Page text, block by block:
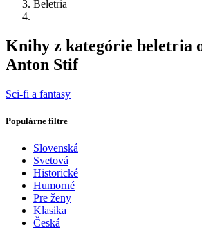
Beletria
Knihy z kategórie beletria
Anton Stif
Sci-fi a fantasy
Populárne filtre
Slovenská
Svetová
Historické
Humorné
Pre ženy
Klasika
Česká